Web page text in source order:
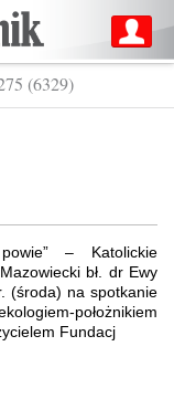
(6329)
– Katolickie
bł. dr Ewy
(środa) na spotkanie
położnikiem
Fundacj